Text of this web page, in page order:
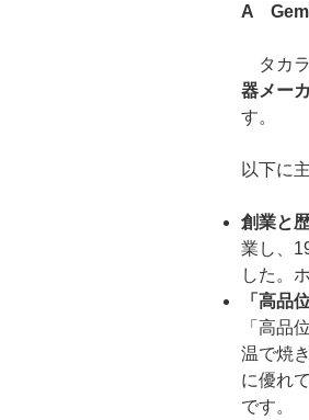
A
タカラ
器メー
す。
以下に
創業と
業し、
した。
「高品
「高品
温で焼
に優れ
です。